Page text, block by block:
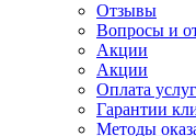
Отзывы
Вопросы и
Акции
Акции
Оплата услуг
Гарантии
Методы